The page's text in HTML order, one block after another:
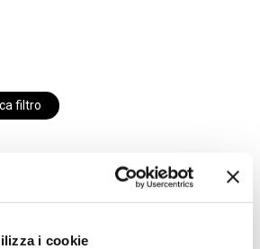
i cookie
filtro
saranno disponibili per la